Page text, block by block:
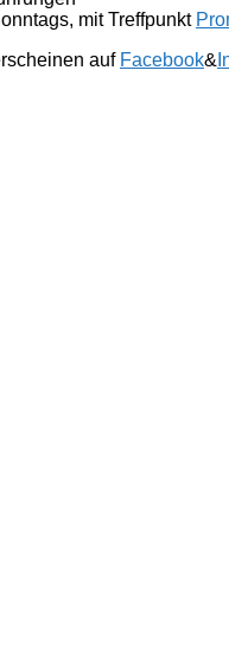
mit Treffpunkt
auf Facebook&